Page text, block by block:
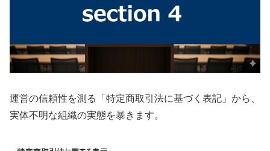
運営の信頼性を測る「特定商取引法に基づく表記」から、
実体不明な組織の実態を暴きます。